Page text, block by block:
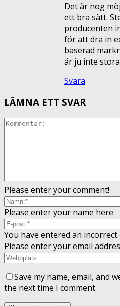
Det är nog
ett bra sätt.
producenten
för att dra in
baserad
är ju inte
Svara
LÄMNA ETT SVAR
Please enter your comment!
Please enter your name here
You have entered an incorrect
Please enter your email
Save my name, email, and
the next time I comment.